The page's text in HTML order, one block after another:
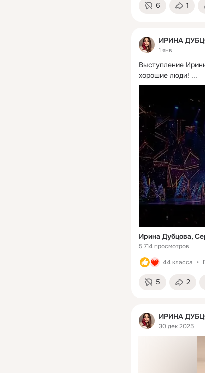
6 1
ИРИНА
1 янв
Выступление
хорошие люди! ...
Ирина Дубцова,
5 714 просмотров
44 класса
5 2
ИРИНА
30 дек 2025